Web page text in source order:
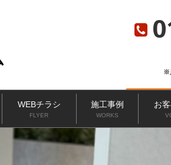
※
WEBチラシ
FLYER
施工事例
WORKS
お